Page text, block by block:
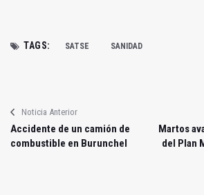
TAGS: SATSE SANIDAD
Noticia Anterior
Accidente de un camión de
combustible en Burunchel
Martos
del Plan